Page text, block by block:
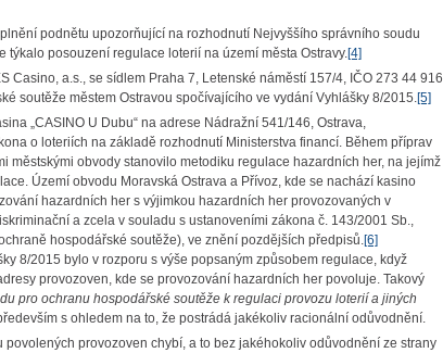
podnětu upozorňující na rozhodnutí Nejvyššího správního soudu
týkalo posouzení regulace loterií na území města Ostravy.[4]
Casino, a.s., se sídlem Praha 7, Letenské náměstí 157/4, IČO 273 44 916
soutěže městem Ostravou spočívajícího ve vydání Vyhlášky 8/2015.[5]
„CASINO U Dubu“ na adrese Nádražní 541/146, Ostrava,
o loteriích na základě rozhodnutí Ministerstva financí. Během příprav
obvody stanovilo metodiku regulace hazardních her, na jejímž
Území obvodu Moravská Ostrava a Přívoz, kde se nachází kasino
hazardních her s výjimkou hazardních her provozovaných v
a zcela v souladu s ustanoveními zákona č. 143/2001 Sb.,
hospodářské soutěže), ve znění pozdějších předpisů.[6]
8/2015 bylo v rozporu s výše popsaným způsobem regulace, když
provozoven, kde se provozování hazardních her povoluje. Takový
pro ochranu hospodářské soutěže k regulaci provozu loterií a jiných
s ohledem na to, že postrádá jakékoliv racionální odůvodnění.
provozoven chybí, a to bez jakéhokoliv odůvodnění ze strany